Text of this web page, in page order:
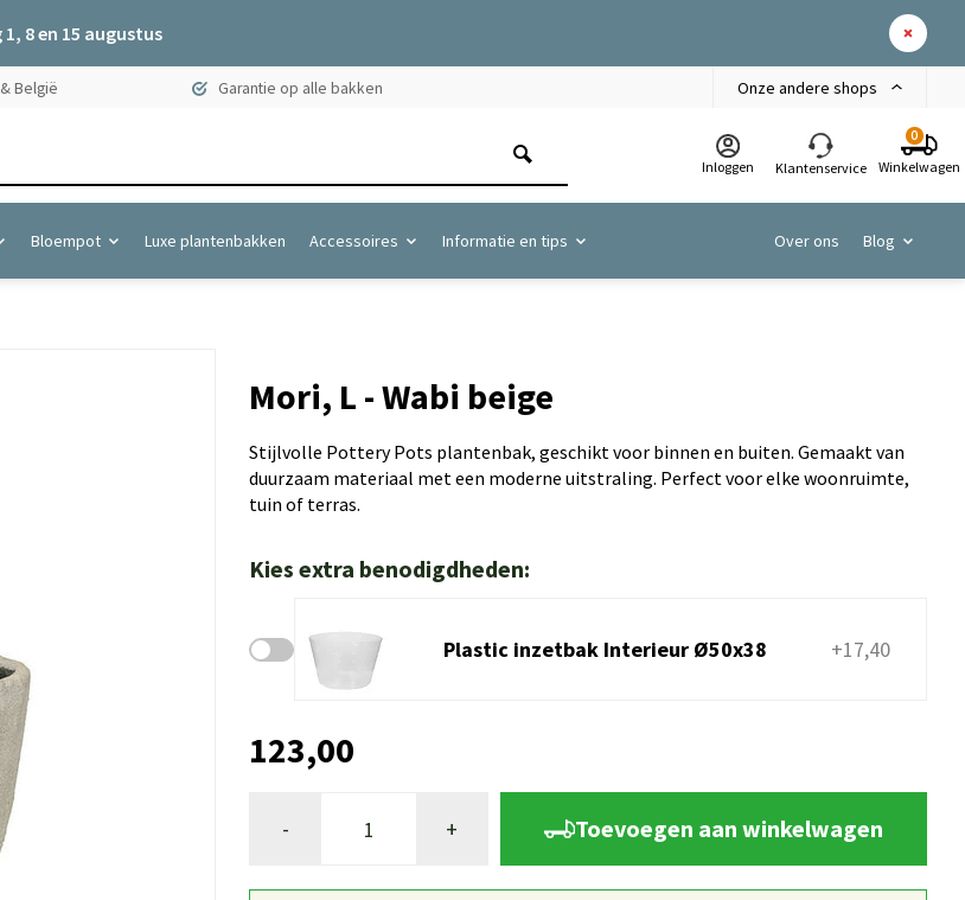
8 en 15 augustus
België Garantie op alle bakken Onze andere shops
Inloggen Klantenservice
0
Winkelwagen
Bloempot Luxe plantenbakken Accessoires Informatie en tips Over ons Blog
Mori, L - Wabi beige
Stijlvolle Pottery Pots plantenbak, geschikt voor binnen en buiten. Gemaakt van
duurzaam materiaal met een moderne uitstraling. Perfect voor elke woonruimte,
tuin of terras.
Kies extra benodigdheden:
Plastic inzetbak Interieur Ø50x38 +17,40
123,00
- + Toevoegen aan winkelwagen